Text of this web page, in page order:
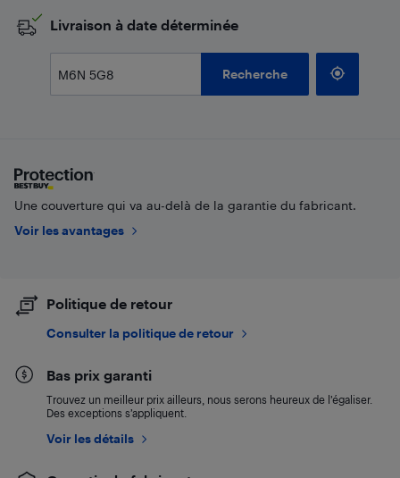
​Livraison à date déterminée
Recherche
Une couverture qui va au-delà de la garantie du fabricant.
Voir les avantages
Politique de retour
Consulter la politique de retour
Bas prix garanti
Trouvez un meilleur prix ailleurs, nous serons heureux de l’égaliser.
Des exceptions s’appliquent.
Voir les détails